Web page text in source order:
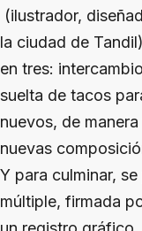
(ilustrador,
la ciudad de
en tres:
suelta de tacos
nuevos, de
nuevas
Y para culminar,
múltiple, firmada